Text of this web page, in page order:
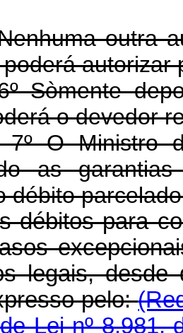
outra
autorizar
depois
o devedor
da
as
débito
débitos para
legais, desde
pelo:
Lei nº 8.981,